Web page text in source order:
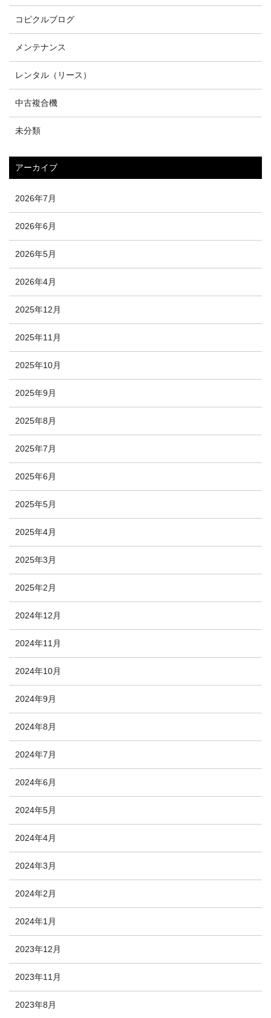
コピクルブログ
メンテナンス
レンタル（リース）
中古複合機
未分類
アーカイブ
2026年7月
2026年6月
2026年5月
2026年4月
2025年12月
2025年11月
2025年10月
2025年9月
2025年8月
2025年7月
2025年6月
2025年5月
2025年4月
2025年3月
2025年2月
2024年12月
2024年11月
2024年10月
2024年9月
2024年8月
2024年7月
2024年6月
2024年5月
2024年4月
2024年3月
2024年2月
2024年1月
2023年12月
2023年11月
2023年8月